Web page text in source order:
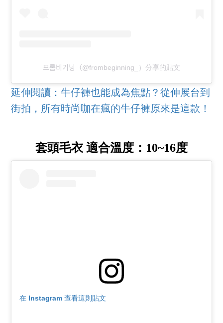
프롬비기닝（@frombeginning_）分享的貼文
延伸閱讀：牛仔褲也能成為焦點？從伸展台到
街拍，所有時尚咖在瘋的牛仔褲原來是這款！
套頭毛衣 適合溫度：10~16度
在 Instagram 查看這則貼文